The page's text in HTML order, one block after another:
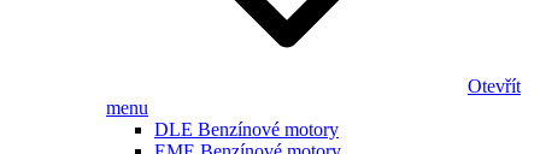
Otevřít
menu
DLE Benzínové motory